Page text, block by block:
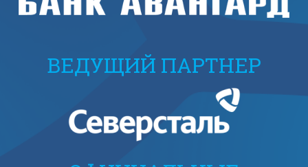
ВЕДУЩИЙ ПАРТНЕР